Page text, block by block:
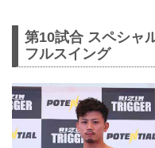
第10試合 スペシャ
フルスイング